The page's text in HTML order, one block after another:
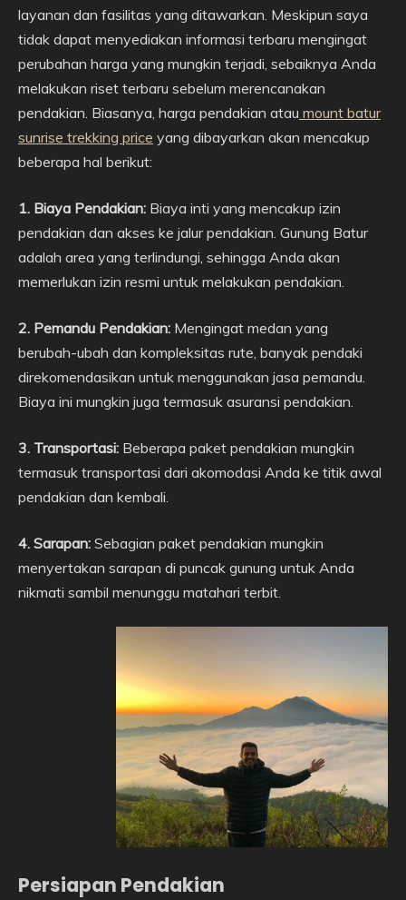
layanan dan fasilitas yang ditawarkan. Meskipun saya
tidak dapat menyediakan informasi terbaru mengingat
perubahan harga yang mungkin terjadi, sebaiknya Anda
melakukan riset terbaru sebelum merencanakan
pendakian. Biasanya, harga pendakian atau mount batur
sunrise trekking price yang dibayarkan akan mencakup
beberapa hal berikut:
1. Biaya Pendakian: Biaya inti yang mencakup izin
pendakian dan akses ke jalur pendakian. Gunung Batur
adalah area yang terlindungi, sehingga Anda akan
memerlukan izin resmi untuk melakukan pendakian.
2. Pemandu Pendakian: Mengingat medan yang
berubah-ubah dan kompleksitas rute, banyak pendaki
direkomendasikan untuk menggunakan jasa pemandu.
Biaya ini mungkin juga termasuk asuransi pendakian.
3. Transportasi: Beberapa paket pendakian mungkin
termasuk transportasi dari akomodasi Anda ke titik awal
pendakian dan kembali.
4. Sarapan: Sebagian paket pendakian mungkin
menyertakan sarapan di puncak gunung untuk Anda
nikmati sambil menunggu matahari terbit.
Persiapan Pendakian